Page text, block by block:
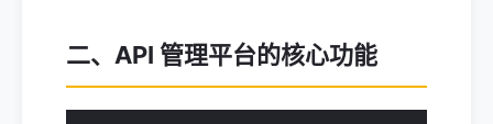
二、API 管理平台的核心功能